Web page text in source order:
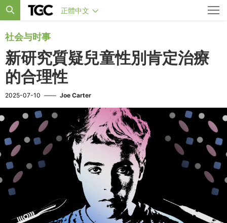
正體中文
社会与时事
新研究質疑兒童性別肯定治療
的合理性
2025-07-10 —— Joe Carter